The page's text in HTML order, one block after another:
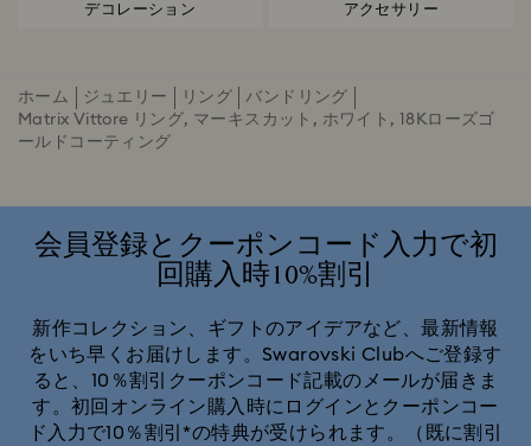
デコレーション アクセサリー
ホーム ジュエリー リング
バンドリング
Matrix Vittore リング, マーキスカット, ホワイト, 18Kローズゴ
ールドコーティング
会員登録とクーポンコード入力で初
回購入時10%割引
新作コレクション、ギフトのアイデアなど、最新情報
をいち早くお届けします。Swarovski Clubへご登録す
ると、10％割引クーポンコード記載のメールが届きま
す。初回オンライン購入時にログインとクーポンコー
ド入力で10％割引*の特典が受けられます。（既に割引